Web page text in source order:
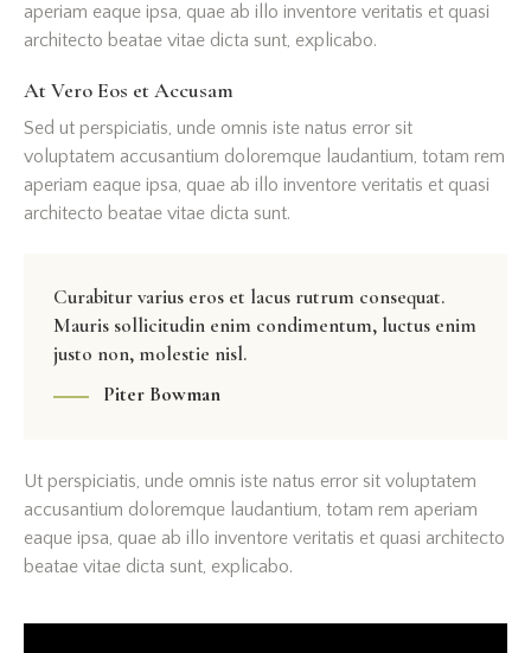
aperiam eaque ipsa, quae ab illo inventore veritatis et quasi
architecto beatae vitae dicta sunt, explicabo.
At Vero Eos et Accusam
Sed ut perspiciatis, unde omnis iste natus error sit
voluptatem accusantium doloremque laudantium, totam rem
aperiam eaque ipsa, quae ab illo inventore veritatis et quasi
architecto beatae vitae dicta sunt.
Curabitur varius eros et lacus rutrum consequat.
Mauris sollicitudin enim condimentum, luctus enim
justo non, molestie nisl.
Piter Bowman
Ut perspiciatis, unde omnis iste natus error sit voluptatem
accusantium doloremque laudantium, totam rem aperiam
eaque ipsa, quae ab illo inventore veritatis et quasi architecto
beatae vitae dicta sunt, explicabo.